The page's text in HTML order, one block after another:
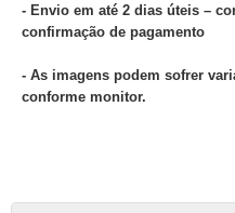
- Envio em até 2 dias úteis –
confirmação de pagamento
- As imagens podem sofrer
conforme monitor.